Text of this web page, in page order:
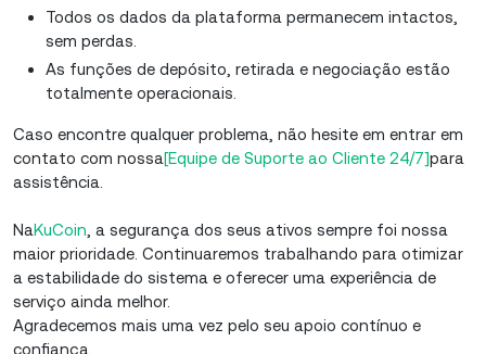
Todos os dados da plataforma permanecem intactos,
sem perdas.
As funções de depósito, retirada e negociação estão
totalmente operacionais.
Caso encontre qualquer problema, não hesite em entrar em
contato com nossa[Equipe de Suporte ao Cliente 24/7]para
assistência.
NaKuCoin , a segurança dos seus ativos sempre foi nossa
maior prioridade. Continuaremos trabalhando para otimizar
a estabilidade do sistema e oferecer uma experiência de
serviço ainda melhor.
Agradecemos mais uma vez pelo seu apoio contínuo e
confiança.